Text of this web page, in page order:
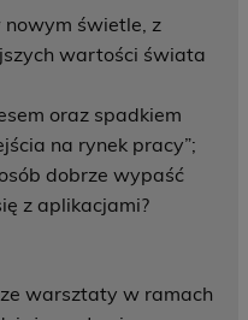
nowym świetle, z
wartości świata
oraz spadkiem
na rynek pracy”;
dobrze wypaść
z aplikacjami?
warsztaty w ramach